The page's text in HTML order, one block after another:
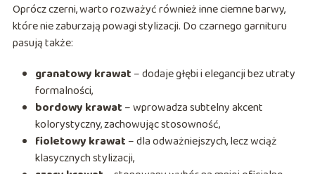
Oprócz czerni, warto rozważyć również inne ciemne barwy,
które nie zaburzają powagi stylizacji. Do czarnego garnituru
pasują także:
granatowy krawat – dodaje głębi i elegancji bez utraty
formalności,
bordowy krawat – wprowadza subtelny akcent
kolorystyczny, zachowując stosowność,
fioletowy krawat – dla odważniejszych, lecz wciąż
klasycznych stylizacji,